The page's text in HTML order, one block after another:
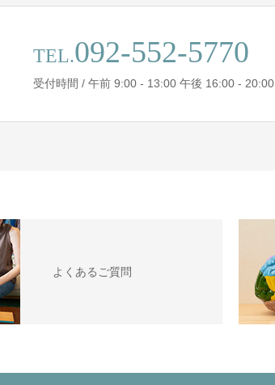
TEL.092-552-5770
受付時間 / 午前 9:00 - 13:00 午後 16:00 - 20:00
よくあるご質問